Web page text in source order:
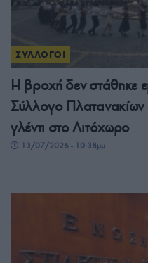
ΣΥΛΛΟΓΟΙ
Η βροχή δεν στάθηκε
Σύλλογο Πλατανακίων
γλέντι στο Λιτόχωρο
13/07/2026 - 10:38μμ